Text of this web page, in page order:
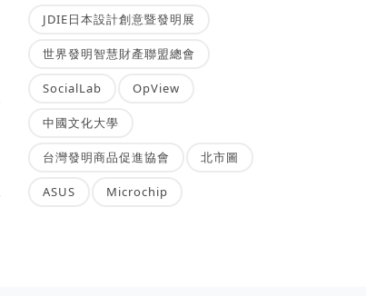
JDIE日本設計創意暨發明展
世界發明智慧財產聯盟總會
SocialLab OpView
中國文化大學
台灣發明商品促進協會 北市圖
ASUS Microchip